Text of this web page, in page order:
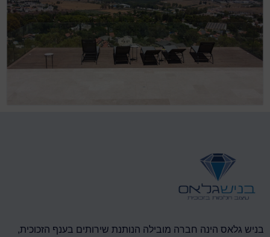
בניש גלאס הינה חברה מובילה הנותנת שירותים בענף הזכוכית,